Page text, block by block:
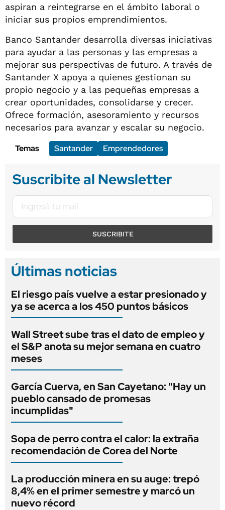
aspiran a reintegrarse en el ámbito laboral o
iniciar sus propios emprendimientos.
Banco Santander desarrolla diversas iniciativas
para ayudar a las personas y las empresas a
mejorar sus perspectivas de futuro. A través de
Santander X apoya a quienes gestionan su
propio negocio y a las pequeñas empresas a
crear oportunidades, consolidarse y crecer.
Ofrece formación, asesoramiento y recursos
necesarios para avanzar y escalar su negocio.
Temas
Santander Emprendedores
Suscribite al Newsletter
SUSCRIBITE
Últimas noticias
El riesgo país vuelve a estar presionado y
ya se acerca a los 450 puntos básicos
Wall Street sube tras el dato de empleo y
el S&P anota su mejor semana en cuatro
meses
García Cuerva, en San Cayetano: "Hay un
pueblo cansado de promesas
incumplidas"
Sopa de perro contra el calor: la extraña
recomendación de Corea del Norte
La producción minera en su auge: trepó
8,4% en el primer semestre y marcó un
nuevo récord